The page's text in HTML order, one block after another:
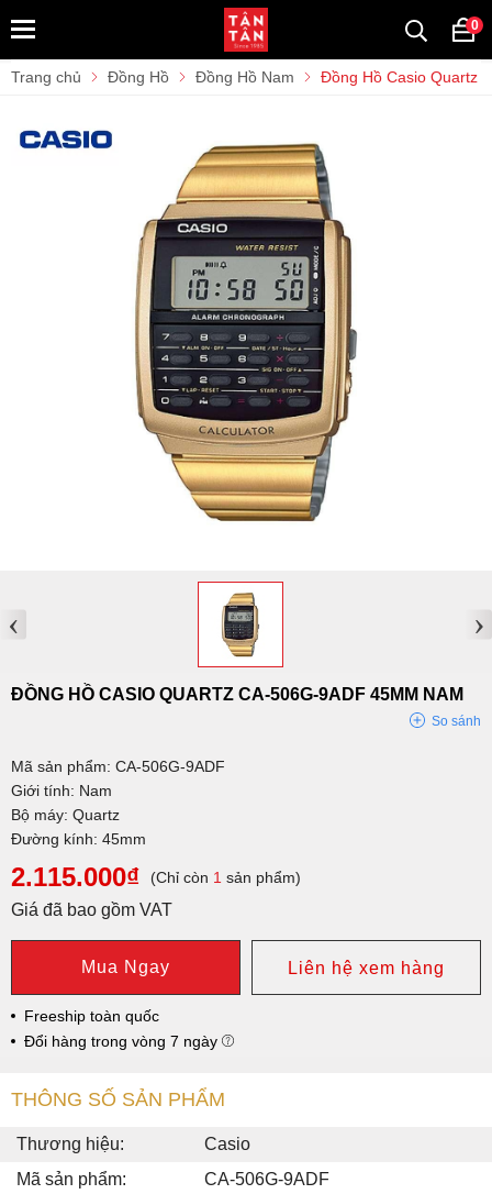
0
Trang chủ Đồng Hồ Đồng Hồ Nam Đồng Hồ Casio Quartz
‹ ›
ĐỒNG HỒ CASIO QUARTZ CA-506G-9ADF 45MM NAM
So sánh
Mã sản phẩm: CA-506G-9ADF
Giới tính: Nam
Bộ máy: Quartz
Đường kính: 45mm
2.115.000₫ (Chỉ còn 1 sản phẩm)
Giá đã bao gồm VAT
Mua Ngay Liên hệ xem hàng
Freeship toàn quốc
Đổi hàng trong vòng 7 ngày
THÔNG SỐ SẢN PHẨM
Thương hiệu:
Casio
Mã sản phẩm:
CA-506G-9ADF